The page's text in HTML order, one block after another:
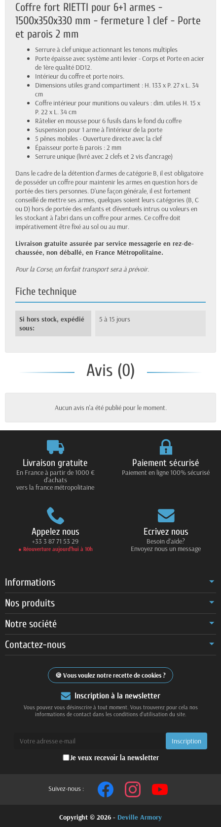
Coffre fort RIETTI pour 6+1 armes -
1500x350x330 mm - fermeture 1 clef - Porte
et parois 2 mm
Serrure à clef unique actionnant les tenons multiples
Porte épaisse avec système anti levier - Corps et Porte en acier
de 1ère qualité DD12.
Intérieur du coffre et porte noirs.
Dimensions utiles grand compartiment : H. 133 x P. 27 x L. 34
cm
Coffre intérieur pour munitions ou valeurs : dim. utiles H. 15 x
P. 22 x L. 34 cm
Râtelier en mousse pour 6 fusils dans le fond du coffre
Suspension pour 1 arme à l'intérieur de la porte
5 pênes mobiles - Ouverture directe avec la clef
Épaisseur porte & parois : 2 mm
Serrure unique (livré avec 2 clefs et 2 vis d'ancrage)
Dans le cadre de la détention d'armes de catégorie B, il est obligatoire
de posséder un coffre pour maintenir les armes en question hors de
portée des tiers personnes. D'une façon générale, il est fortement
conseillé de mettre ses armes, quelques soient leurs catégories (B, C
ou D) hors de portée des enfants et d'éventuels intrus ou voleurs en
les stockant à l'abri dans un coffre pour armes. Ce coffre doit
impérativement être fixé au sol ou au mur.
Livraison gratuite assurée par service messagerie en rez-de-
chaussée, non déballé, en France Métropolitaine.
Pour la Corse, un forfait transport sera à prévoir.
Fiche technique
Si hors stock, expédié
sous:
5 à 15 jours
Avis (0)
Aucun avis n'a été publié pour le moment.
Livraison gratuite
En France à partir de 1000 €
d'achats
vers la france métropolitaine
Paiement sécurisé
Paiement en ligne 100% sécurisé
Appelez nous
+33 3 87 71 53 29
● Réouverture aujourd’hui à 10h
Ecrivez nous
Besoin d'aide?
Envoyez nous un message
Informations
Nos produits
Notre société
Contactez-nous
Vous voulez notre recette de cookies ?
Inscription à la newsletter
Vous pouvez vous désinscrire à tout moment. Vous trouverez pour cela nos
informations de contact dans les conditions d'utilisation du site.
Je veux recevoir la newsletter
Suivez-nous :
Copyright © 2026 - Deville Armory